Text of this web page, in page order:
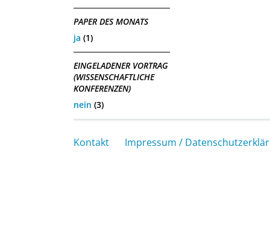
PAPER DES MONATS
ja (1)
EINGELADENER VORTRAG
(WISSENSCHAFTLICHE
KONFERENZEN)
nein (3)
Kontakt Impressum /